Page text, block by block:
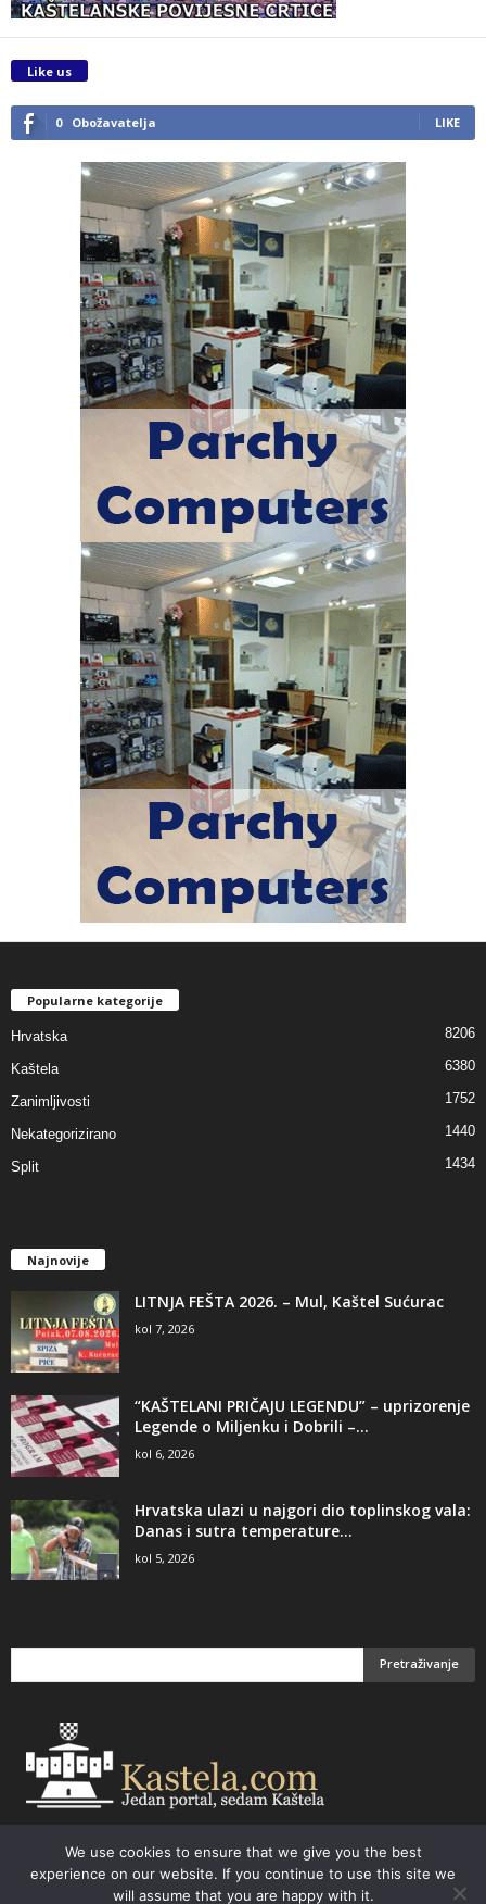
Like us
0 Obožavatelja LIKE
Popularne kategorije
Hrvatska 8206
Kaštela 6380
Zanimljivosti 1752
Nekategorizirano 1440
Split 1434
Najnovije
LITNJA FEŠTA 2026. – Mul, Kaštel Sućurac
kol 7, 2026
“KAŠTELANI PRIČAJU LEGENDU” – uprizorenje
Legende o Miljenku i Dobrili –...
kol 6, 2026
Hrvatska ulazi u najgori dio toplinskog vala:
Danas i sutra temperature...
kol 5, 2026
kastela@kastela.com Tel: +385 21 232-437 Izrada web stranica,
prodaja informatičke opreme. Vaš izbor –
Parchy Computers
We use cookies to ensure that we give you the best
experience on our website. If you continue to use this site we
will assume that you are happy with it.